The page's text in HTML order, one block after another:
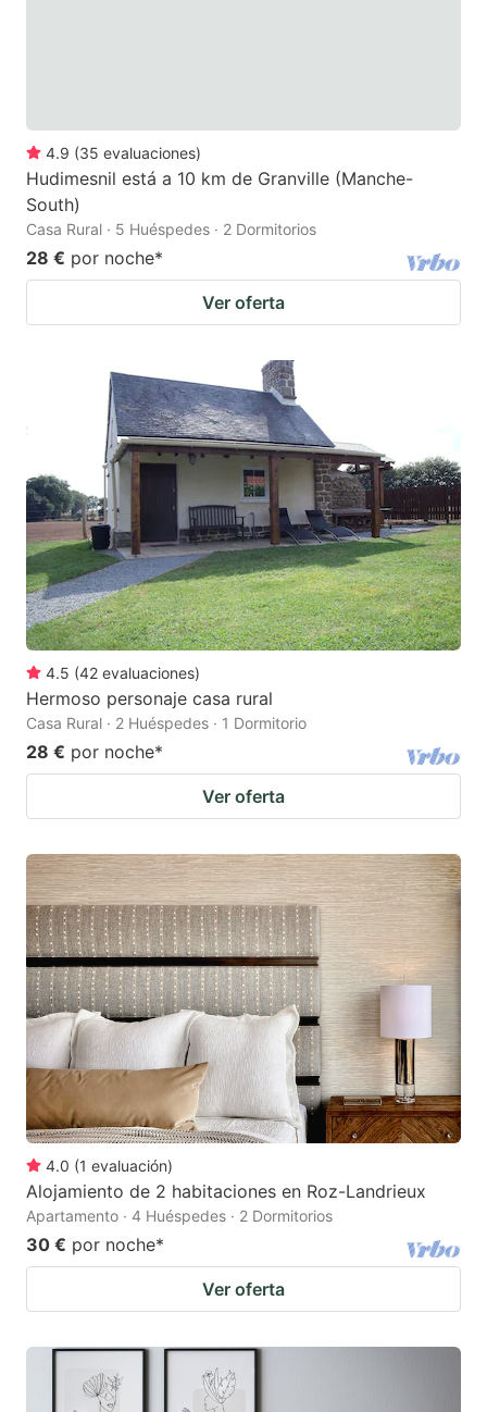
4.9 (35 evaluaciones)
Hudimesnil está a 10 km de Granville (Manche-
South)
Casa Rural · 5 Huéspedes · 2 Dormitorios
28 € por noche*
Ver oferta
4.5 (42 evaluaciones)
Hermoso personaje casa rural
Casa Rural · 2 Huéspedes · 1 Dormitorio
28 € por noche*
Ver oferta
4.0 (1 evaluación)
Alojamiento de 2 habitaciones en Roz-Landrieux
Apartamento · 4 Huéspedes · 2 Dormitorios
30 € por noche*
Ver oferta